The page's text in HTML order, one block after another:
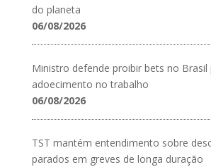
do planeta
06/08/2026
Ministro defende proibir bets no Brasil
adoecimento no trabalho
06/08/2026
TST mantém entendimento sobre
parados em greves de longa duração